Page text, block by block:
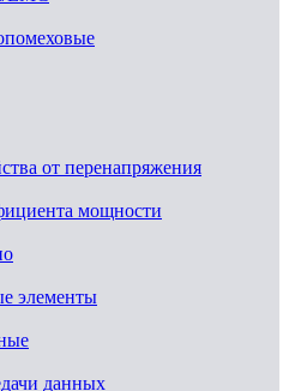
от перенапряжения
мощности
элементы
данных